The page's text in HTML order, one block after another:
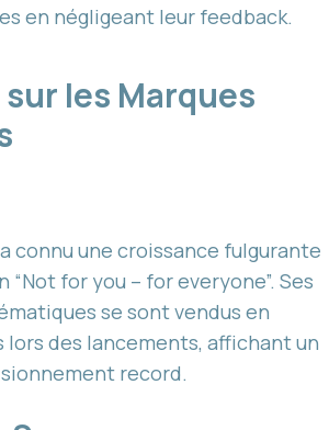
en négligeant leur feedback.
sur les Marques
connu une croissance fulgurante
“Not for you – for everyone”. Ses
se sont vendus en
lors des lancements, affichant un
record.